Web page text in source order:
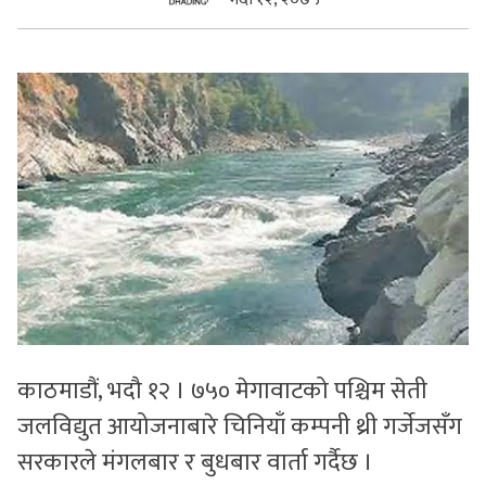
सुचनाहरु
स्वास्थ्य
भिडियो
काठमाडौं, भदौ १२ । ७५० मेगावाटको पश्चिम सेती
जलविद्युत आयोजनाबारे चिनियाँ कम्पनी थ्री गर्जेजसँग
सरकारले मंगलबार र बुधबार वार्ता गर्दैछ ।